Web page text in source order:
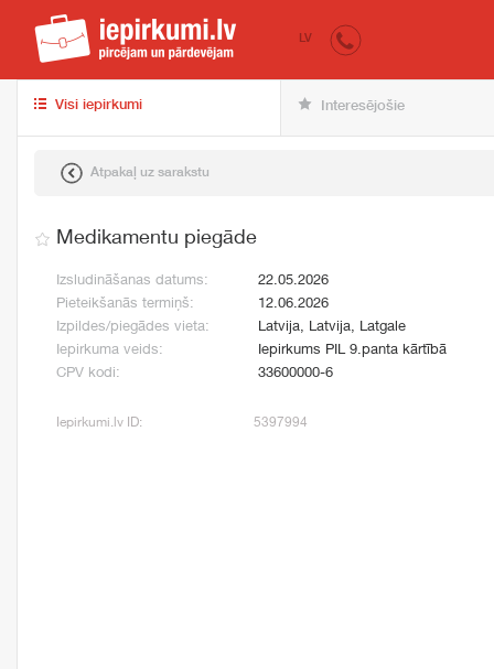
iepirkumi.lv
LV
Visi iepirkumi Interesējošie
Atpakaļ uz sarakstu
Medikamentu piegāde
Izsludināšanas datums:
22.05.2026
Pieteikšanās termiņš:
12.06.2026
Izpildes/piegādes vieta:
Latvija, Latvija, Latgale
Iepirkuma veids:
Iepirkums PIL 9.panta kārtībā
CPV kodi:
33600000-6
Iepirkumi.lv ID: 5397994